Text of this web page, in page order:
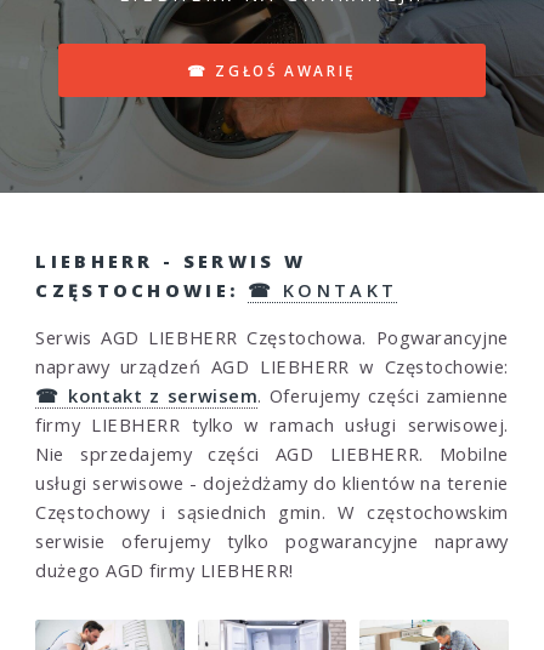
☎ ZGŁOŚ AWARIĘ
LIEBHERR - SERWIS W
CZĘSTOCHOWIE: ☎ KONTAKT
Serwis AGD LIEBHERR Częstochowa. Pogwarancyjne
naprawy urządzeń AGD LIEBHERR w Częstochowie:
☎ kontakt z serwisem. Oferujemy części zamienne
firmy LIEBHERR tylko w ramach usługi serwisowej.
Nie sprzedajemy części AGD LIEBHERR. Mobilne
usługi serwisowe - dojeżdżamy do klientów na terenie
Częstochowy i sąsiednich gmin. W częstochowskim
serwisie oferujemy tylko pogwarancyjne naprawy
dużego AGD firmy LIEBHERR!